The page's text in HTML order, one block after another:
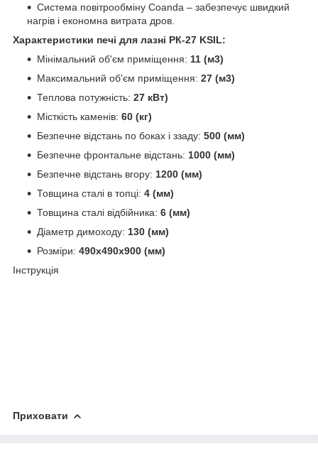
Система повітрообміну Coanda – забезпечує швидкий
нагрів і економна витрата дров.
Характеристики печі для лазні РК-27 KSIL:
Мінімальний об'єм приміщення: 11 (м3)
Максимальний об'єм приміщення: 27 (м3)
Теплова потужність: 27 кВт)
Місткість каменів: 60 (кг)
Безпечне відстань по боках і ззаду: 500 (мм)
Безпечне фронтальне відстань: 1000 (мм)
Безпечне відстань вгору: 1200 (мм)
Товщина сталі в топці: 4 (мм)
Товщина сталі відбійника: 6 (мм)
Діаметр димоходу: 130 (мм)
Розміри: 490х490х900 (мм)
Інструкція
Приховати